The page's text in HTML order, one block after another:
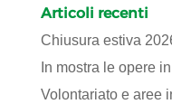
Articoli recenti
Chiusura estiva
In mostra le opere
Volontariato e aree